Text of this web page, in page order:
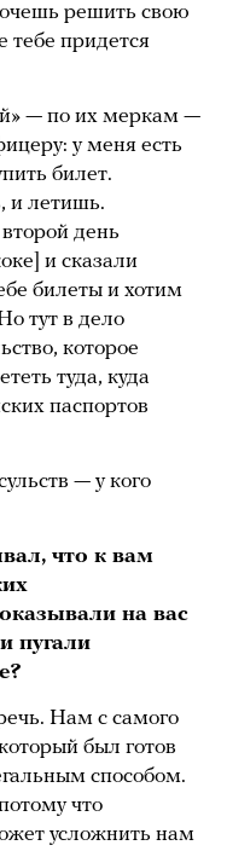
решить свою
тебе придется
— по их меркам —
у меня есть
билет.
и летишь.
день
и сказали
билеты и хотим
тут в дело
которое
туда, куда
паспортов
— у кого
что к вам
на вас
пугали
Нам с самого
был готов
способом.
что
усложнить нам